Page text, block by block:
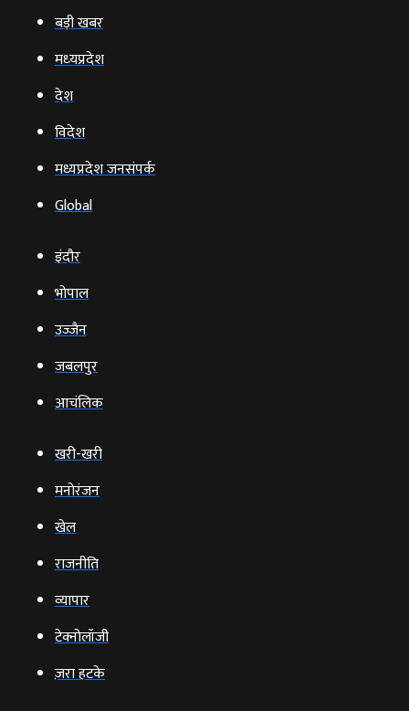
बड़ी खबर
मध्‍यप्रदेश
देश
विदेश
मध्यप्रदेश जनसंपर्क
Global
इंदौर
भोपाल
उज्‍जैन
जबलपुर
आचंलिक
खरी-खरी
मनोरंजन
खेल
राजनीति
व्‍यापार
टेक्‍नोलॉजी
ज़रा हटके